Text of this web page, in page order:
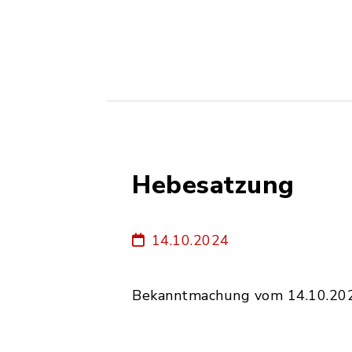
Hebesatzung
14.10.2024
Bekanntmachung vom